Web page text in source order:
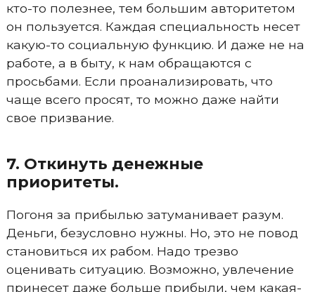
кто-то полезнее, тем большим авторитетом
он пользуется. Каждая специальность несет
какую-то социальную функцию. И даже не на
работе, а в быту, к нам обращаются с
просьбами. Если проанализировать, что
чаще всего просят, то можно даже найти
свое призвание.
7. Откинуть денежные
приоритеты.
Погоня за прибылью затуманивает разум.
Деньги, безусловно нужны. Но, это не повод
становиться их рабом. Надо трезво
оценивать ситуацию. Возможно, увлечение
принесет даже больше прибыли, чем какая-